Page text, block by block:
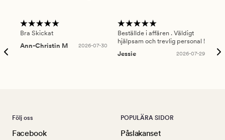
Bra Skickat
Ann-Christin M
2026-07-30
Beställde i affären . Väldigt
hjälpsam och trevlig personal !
Jessie
2026-07-29
Följ oss
Facebook
POPULÄRA SIDOR
Påslakanset